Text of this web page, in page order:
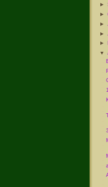
►
►
►
►
►
▼